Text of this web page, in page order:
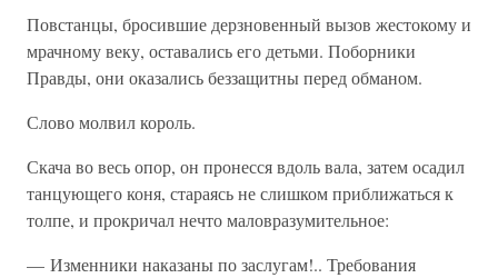
Повстанцы, бросившие дерзновенный вызов жестокому и
мрачному веку, оставались его детьми. Поборники
Правды, они оказались беззащитны перед обманом.
Слово молвил король.
Скача во весь опор, он пронесся вдоль вала, затем осадил
танцующего коня, стараясь не слишком приближаться к
толпе, и прокричал нечто маловразумительное:
— Изменники наказаны по заслугам!.. Требования